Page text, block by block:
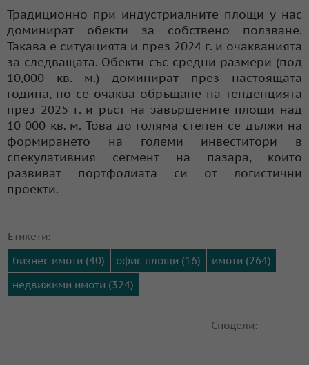
Традиционно при индустриалните площи у нас
доминират обекти за собствено ползване.
Такава е ситуацията и през 2024 г. и очакванията
за следващата. Обекти със средни размери (под
10,000 кв. м.) доминират през настоящата
година, но се очаква обръщане на тенденцията
през 2025 г. и ръст на завършените площи над
10 000 кв. м. Това до голяма степен се дължи на
формирането на големи инвеститори в
спекулативния сегмент на пазара, които
развиват портфолиата си от логистични
проекти.
Етикети:
бизнес имоти (40)
офис площи (16)
имоти (264)
недвижими имоти (324)
Сподели: